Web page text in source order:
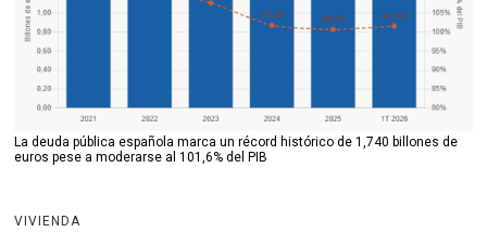
La deuda pública española marca un récord histórico de 1,740 billones de
euros pese a moderarse al 101,6% del PIB
VIVIENDA